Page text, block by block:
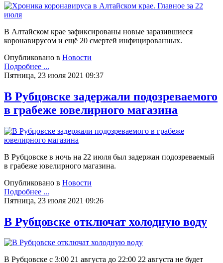
В Алтайском крае зафиксированы новые заразившиеся
коронавирусом и ещё 20 смертей инфицированных.
Опубликовано в Новости
Подробнее ...
Пятница, 23 июля 2021 09:37
В Рубцовске задержали подозреваемого
в грабеже ювелирного магазина
В Рубцовске в ночь на 22 июля был задержан подозреваемый
в грабеже ювелирного магазина.
Опубликовано в Новости
Подробнее ...
Пятница, 23 июля 2021 09:26
В Рубцовске отключат холодную воду
В Рубцовске с 3:00 21 августа до 22:00 22 августа не будет